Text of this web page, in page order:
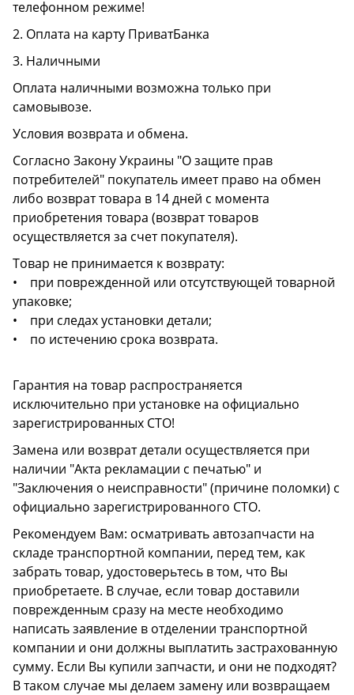
телефонном режиме!
2. Оплата на карту ПриватБанка
3. Наличными
Оплата наличными возможна только при
самовывозе.
Условия возврата и обмена.
Согласно Закону Украины "О защите прав
потребителей" покупатель имеет право на обмен
либо возврат товара в 14 дней с момента
приобретения товара (возврат товаров
осуществляется за счет покупателя).
Товар не принимается к возврату:
• при поврежденной или отсутствующей товарной
упаковке;
• при следах установки детали;
• по истечению срока возврата.
Гарантия на товар распространяется
исключительно при установке на официально
зарегистрированных СТО!
Замена или возврат детали осуществляется при
наличии "Акта рекламации с печатью" и
"Заключения о неисправности" (причине поломки) с
официально зарегистрированного СТО.
Рекомендуем Вам: осматривать автозапчасти на
складе транспортной компании, перед тем, как
забрать товар, удостоверьтесь в том, что Вы
приобретаете. В случае, если товар доставили
поврежденным сразу на месте необходимо
написать заявление в отделении транспортной
компании и они должны выплатить застрахованную
сумму. Если Вы купили запчасти, и они не подходят?
В таком случае мы делаем замену или возвращаем